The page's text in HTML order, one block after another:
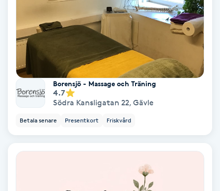
Torr hårbotten
Torrborstning
Triggerpunktsmassage
Trådning
Träning
Borensjö - Massage och Träning
4.7
Södra Kansligatan 22, Gävle
Betala senare Presentkort Friskvård